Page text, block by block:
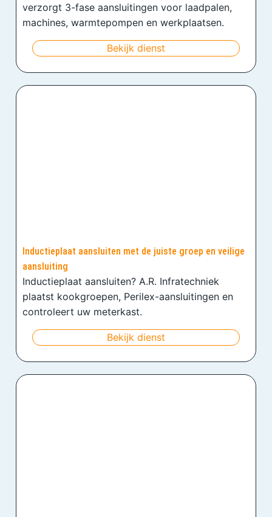
verzorgt 3-fase aansluitingen voor laadpalen,
machines, warmtepompen en werkplaatsen.
Bekijk dienst
Inductieplaat aansluiten met de juiste groep en veilige
aansluiting
Inductieplaat aansluiten? A.R. Infratechniek
plaatst kookgroepen, Perilex-aansluitingen en
controleert uw meterkast.
Bekijk dienst